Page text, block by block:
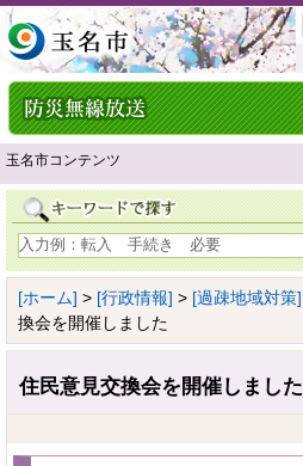
玉名市コンテンツ
[ホーム] > [行政情報] > [過疎地域対策]
換会を開催しました
住民意見交換会を開催しました